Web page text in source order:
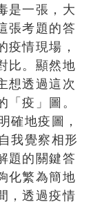
是一張，大
張考題的答
疫情現場，
比。顯然地
想透過這次
疫」圖。
確地疫圖，
我覺察相形
題的關鍵答
化繁為簡地
，透過疫情